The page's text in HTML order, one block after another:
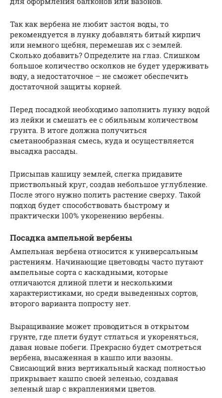
Так как вербена не любит застоя воды, то
рекомендуется в лунку добавлять битый кирпич
или немного щебня, перемешав их с землей.
Сколько добавить? Определите на глаз. Слишком
большое количество осколков не будет удерживать
воду, а недостаточное – не сможет обеспечить
достаточной защиты корней.
Перед посадкой необходимо заполнить лунку водой
из лейки и смешать ее с обильным количеством
грунта. В итоге должна получиться
сметанообразная смесь, куда и осуществляется
высадка рассады.
Присыпав кашицу землей, слегка придавите
приствольный круг, создав небольшое углубление.
После этого нужно полить растение сверху. Такой
подход будет способствовать быстрому и
практически 100% укоренению вербены.
Посадка ампельной вербены
Ампельная вербена относится к универсальным
растениям. Начинающие цветоводы часто путают
ампельные сорта с каскадными, которые
отличаются длиной плети и несколькими
характеристиками, но среди выведенных сортов,
второго варианта попросту нет.
Выращивание может проводиться в открытом
грунте, где плети будут стлаться и укореняться,
давая новые побеги. Прекрасно будет смотреться
вербена, высаженная в кашпо или вазоны.
Свисающий вниз вертикальный каскад полностью
прикрывает кашпо своей зеленью, создавая
зеленый шар с вкраплениями цветов.